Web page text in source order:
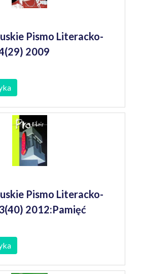
Pismo Literacko-
2009
Pismo Literacko-
2012:Pamięć